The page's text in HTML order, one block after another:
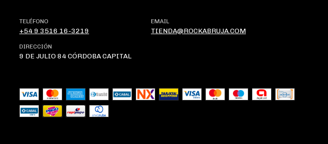
TELÉFONO
+54 9 3516 16-3219
EMAIL
TIENDA@ROCKABRUJA.COM
DIRECCIÓN
9 DE JULIO 84 CÓRDOBA CAPITAL